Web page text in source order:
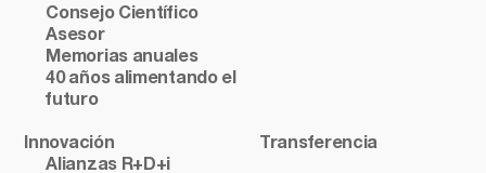
Consejo Científico
Asesor
Memorias anuales
40 años alimentando el
futuro
Innovación
Alianzas R+D+i
Transferencia